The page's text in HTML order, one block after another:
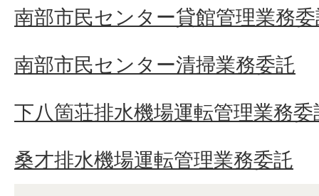
南部市民センター貸館管理業務
南部市民センター清掃業務委託
下八箇荘排水機場運転管理業務委
桑才排水機場運転管理業務委託